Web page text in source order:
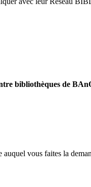
bibliothèques de
vous faites la